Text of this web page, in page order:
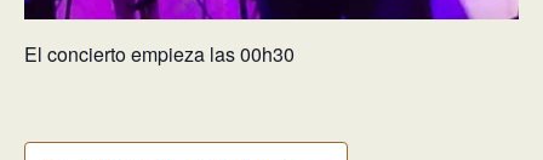
El concierto empieza las 00h30